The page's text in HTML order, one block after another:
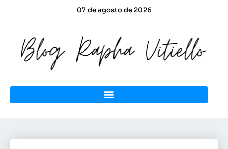
07 de agosto de 2026